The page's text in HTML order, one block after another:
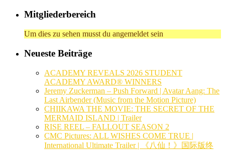
Mitgliederbereich
Um dies zu sehen musst du angemeldet sein
Neueste Beiträge
ACADEMY REVEALS 2026 STUDENT
ACADEMY AWARD® WINNERS
Jeremy Zuckerman – Push Forward | Avatar Aang: The
Last Airbender (Music from the Motion Picture)
CHIIKAWA THE MOVIE: THE SECRET OF THE
MERMAID ISLAND | Trailer
RISE REEL – FALLOUT SEASON 2
CMC Pictures: ALL WISHES COME TRUE |
International Ultimate Trailer | 《八仙！》国际版终